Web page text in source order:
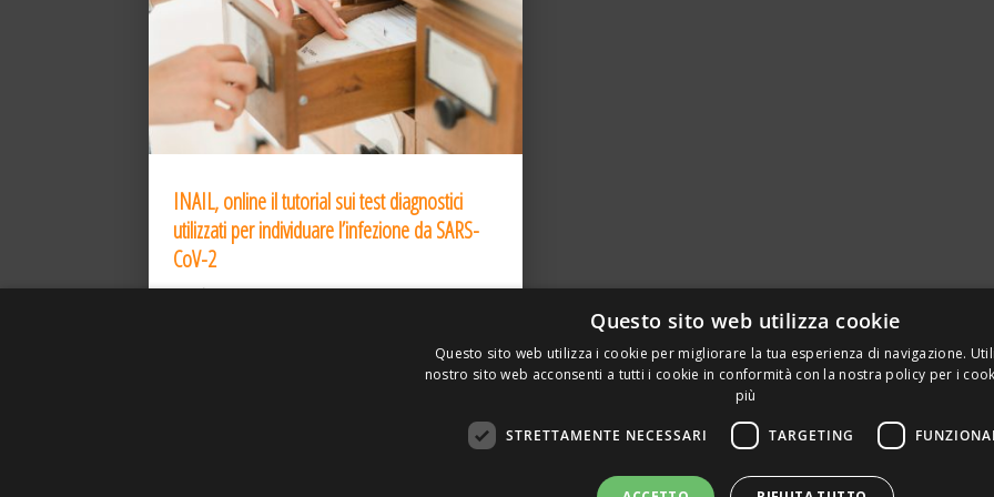
INAIL, online il tutorial sui test diagnostici
utilizzati per individuare l’infezione da SARS-
CoV-2
31 Dic 2020
ASSOCIAZIONE AMBIENTE E LAVORO – VIA PRIVATA DELLA TORRE, 15 – 20127 – MILANO – P. IVA
Questo sito web utilizza cookie
Questo sito web utilizza i cookie per migliorare la tua esperienza di navigazione.
nostro sito web acconsenti a tutti i cookie in conformità con la nostra policy per i
più
STRETTAMENTE NECESSARI TARGETING